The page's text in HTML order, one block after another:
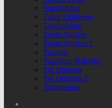
Son Dakika
Takip Ettiklerim
Takipçilerim
Yayın Akışları
Yayın Akışları 2
Yazarlar
Yazdığım Haberler
Yol Durumu
Yol Durumu 2
Yorumlarım